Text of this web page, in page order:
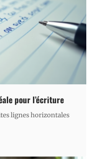
pour l’écriture
lignes horizontales